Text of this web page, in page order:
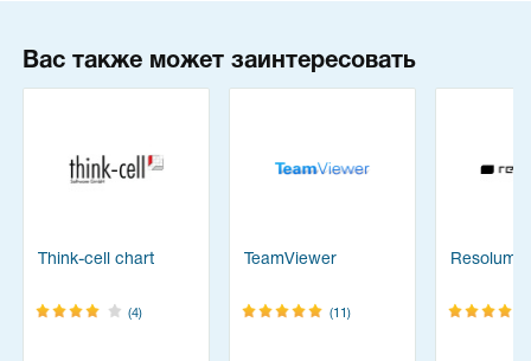
Вас также может заинтересовать
Think-cell chart
(4)
TeamViewer
(11)
Resolume